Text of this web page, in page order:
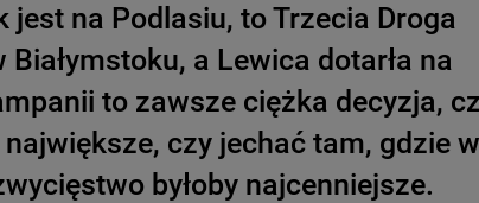
jest na Podlasiu, to Trzecia Droga
a Lewica dotarła na
to zawsze ciężka decyzja,
czy jechać tam, gdzie
byłoby najcenniejsze.